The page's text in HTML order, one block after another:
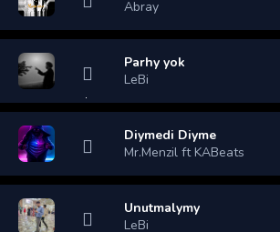
Abray
Parhy yok
LeBi
Diymedi Diyme
Mr.Menzil ft KABeats
Unutmalymy
LeBi